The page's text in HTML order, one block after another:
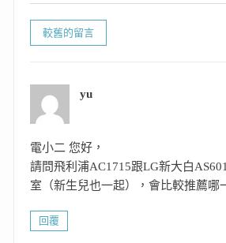
留
言
覽
較舊的留言
yu
電小二 您好，
請問飛利浦AC1715跟LG新大白
室（新生兒也一起），會比較推薦哪
回覆